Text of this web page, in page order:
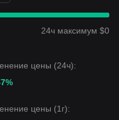
или слегка
хватает сильного
$0.00055 ,
$0.00062
ниже
24ч максимум $0
цены (24ч):
цены (1г):